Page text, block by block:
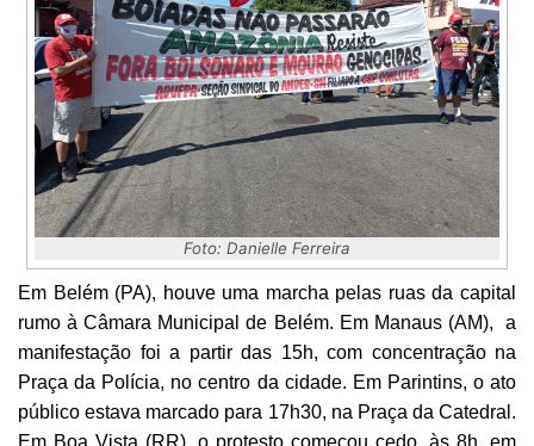
Foto: Danielle Ferreira
Em Belém (PA), houve uma marcha pelas ruas da capital
rumo à Câmara Municipal de Belém. Em Manaus (AM), a
manifestação foi a partir das 15h, com concentração na
Praça da Polícia, no centro da cidade. Em Parintins, o ato
público estava marcado para 17h30, na Praça da Catedral.
Em Boa Vista (RR), o protesto começou cedo, às 8h, em